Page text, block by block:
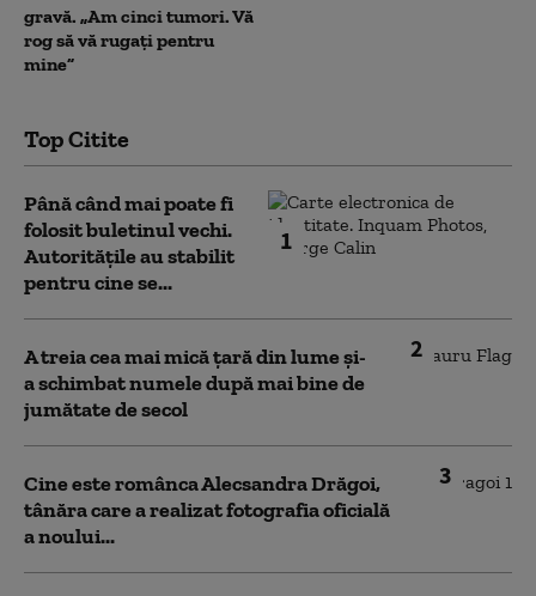
gravă. „Am cinci tumori. Vă
rog să vă rugați pentru
mine”
Top Citite
1
Până când mai poate fi
folosit buletinul vechi.
Autoritățile au stabilit
pentru cine se...
2
A treia cea mai mică țară din lume și-
a schimbat numele după mai bine de
jumătate de secol
3
Cine este românca Alecsandra Drăgoi,
tânăra care a realizat fotografia oficială
a noului...